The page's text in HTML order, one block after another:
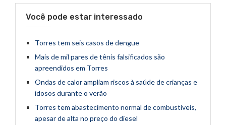
Você pode estar interessado
Torres tem seis casos de dengue
Mais de mil pares de tênis falsificados são
apreendidos em Torres
Ondas de calor ampliam riscos à saúde de crianças e
idosos durante o verão
Torres tem abastecimento normal de combustíveis,
apesar de alta no preço do diesel